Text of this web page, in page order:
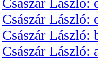
Császár László:
Császár
Császár László:
Császár László: